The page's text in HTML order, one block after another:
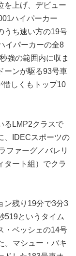
を上げ、デビュー
ハイパーカー
うち速い方の19号
イパーカーの全8
強の範囲内に収ま
ーンが駆る93号車
惜しくもトップ10
るLMP2クラスで
、IDECスポーツの
ファーグ／バレリ
タート組）でクラ
ン残り19分で3分3
519というタイム
・ベッシェの14号
。マシュー・バキ